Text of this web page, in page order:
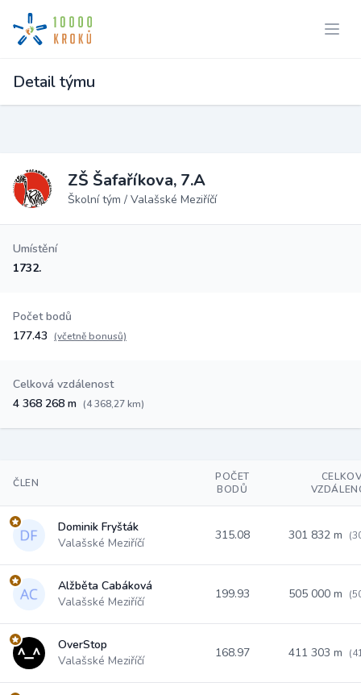
Detail týmu
ZŠ Šafaříkova, 7.A
Školní tým / Valašské Meziříčí
Umístění
1732.
Počet bodů
177.43 (včetně bonusů)
Celková vzdálenost
4 368 268 m (4 368,27 km)
ČLEN
POČET
BODŮ
Dominik Fryšták
Valašské Meziříčí
315.08 301 832 m
Alžběta Cabáková
Valašské Meziříčí
199.93 505 000 m
OverStop
Valašské Meziříčí
168.97 411 303 m